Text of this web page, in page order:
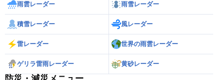
雨雲レーダー 雨雪レーダー
積雪レーダー 風レーダー
雷レーダー 世界の雨雲レーダー
ゲリラ雷雨レーダー 黄砂レーダー